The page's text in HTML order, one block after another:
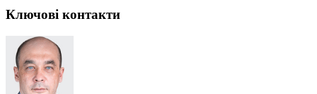
Ключові контакти